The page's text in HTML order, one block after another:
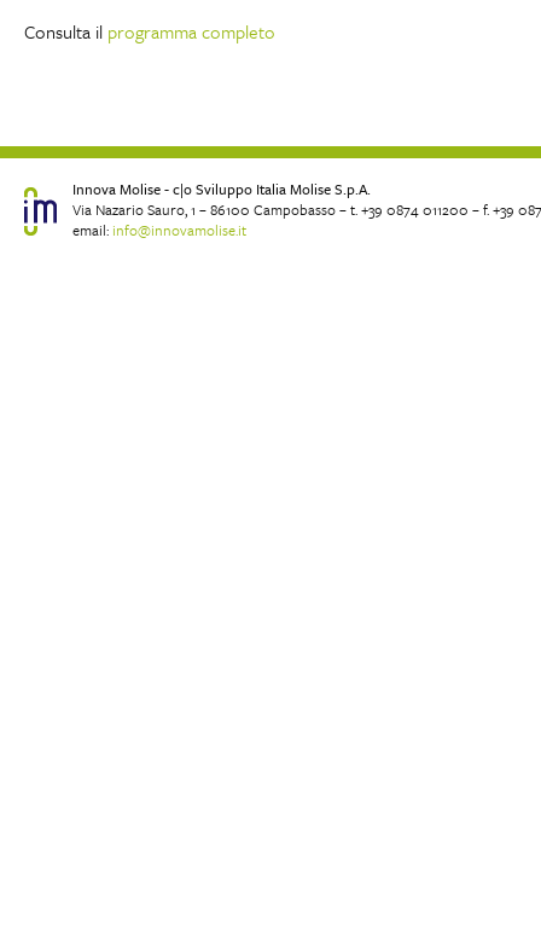
Consulta il programma completo
Innova Molise - c|o Sviluppo Italia Molise S.p.A.
Via Nazario Sauro, 1 – 86100 Campobasso – t. +39 0874 011200 – f. +39
email: info@innovamolise.it